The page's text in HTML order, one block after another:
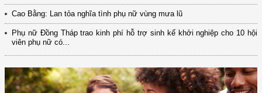
Cao Bằng: Lan tỏa nghĩa tình phụ nữ vùng mưa lũ
Phụ nữ Đồng Tháp trao kinh phí hỗ trợ sinh kế khởi nghiệp cho 10 hội
viên phụ nữ có...